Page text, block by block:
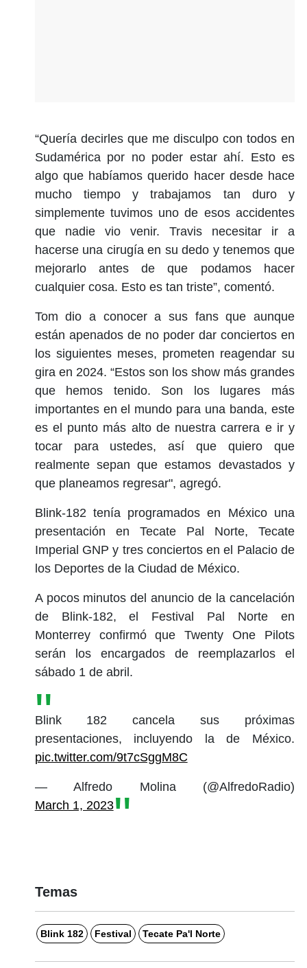
“Quería decirles que me disculpo con todos en
Sudamérica por no poder estar ahí. Esto es
algo que habíamos querido hacer desde hace
mucho tiempo y trabajamos tan duro y
simplemente tuvimos uno de esos accidentes
que nadie vio venir. Travis necesitar ir a
hacerse una cirugía en su dedo y tenemos que
mejorarlo antes de que podamos hacer
cualquier cosa. Esto es tan triste”, comentó.
Tom dio a conocer a sus fans que aunque
están apenados de no poder dar conciertos en
los siguientes meses, prometen reagendar su
gira en 2024. “Estos son los show más grandes
que hemos tenido. Son los lugares más
importantes en el mundo para una banda, este
es el punto más alto de nuestra carrera e ir y
tocar para ustedes, así que quiero que
realmente sepan que estamos devastados y
que planeamos regresar", agregó.
Blink-182 tenía programados en México una
presentación en Tecate Pal Norte, Tecate
Imperial GNP y tres conciertos en el Palacio de
los Deportes de la Ciudad de México.
A pocos minutos del anuncio de la cancelación
de Blink-182, el Festival Pal Norte en
Monterrey confirmó que Twenty One Pilots
serán los encargados de reemplazarlos el
sábado 1 de abril.
Blink 182 cancela sus próximas
presentaciones, incluyendo la de México.
pic.twitter.com/9t7cSggM8C
— Alfredo Molina (@AlfredoRadio)
March 1, 2023
Temas
Blink 182 Festival Tecate Pa'l Norte